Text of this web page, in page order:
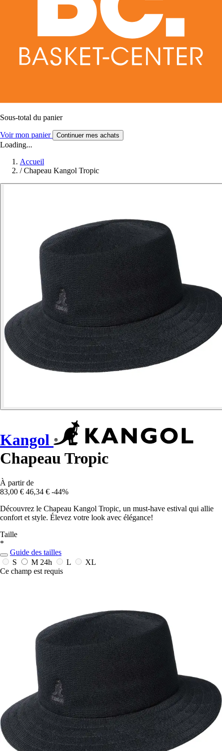
Sous-total du panier
Voir mon panier Continuer mes achats
Loading...
Accueil
/ Chapeau Kangol Tropic
Kangol
Chapeau Tropic
À partir de
83,00 € 46,34 € -44%
Découvrez le Chapeau Kangol Tropic, un must-have estival qui allie
confort et style. Élevez votre look avec élégance!
Taille
*
Guide des tailles
S
M 24h L
XL
Ce champ est requis